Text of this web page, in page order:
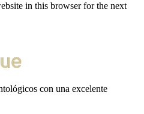
in this browser for the next
con una excelente